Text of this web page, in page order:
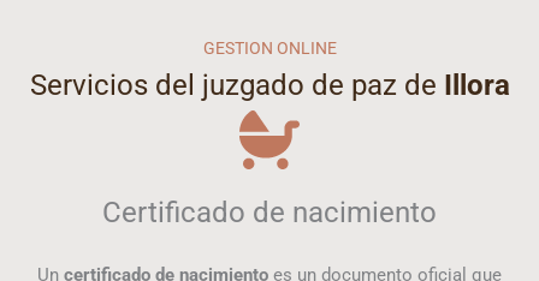
GESTION ONLINE
Servicios del juzgado de paz de Illora
Certificado de nacimiento
Un certificado de nacimiento es un documento oficial que